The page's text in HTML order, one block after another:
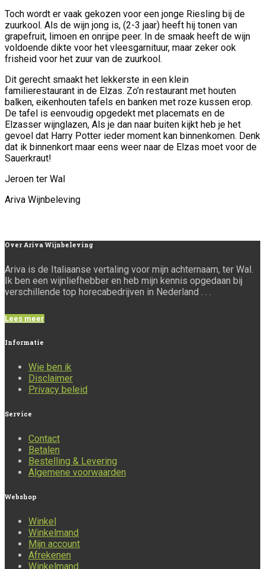
Toch wordt er vaak gekozen voor een jonge Riesling bij de
zuurkool. Als de wijn jong is, (2-3 jaar) heeft hij tonen van
grapefruit, limoen en onrijpe peer. In de smaak heeft de wijn
voldoende dikte voor het vleesgarnituur, maar zeker ook
frisheid voor het zuur van de zuurkool.
Dit gerecht smaakt het lekkerste in een klein
familierestaurant in de Elzas. Zo’n restaurant met houten
balken, eikenhouten tafels en banken met roze kussen erop.
De tafel is eenvoudig opgedekt met placemats en de
Elzasser wijnglazen, Als je dan naar buiten kijkt heb je het
gevoel dat Harry Potter ieder moment kan binnenkomen. Denk
dat ik binnenkort maar eens weer naar de Elzas moet voor de
Sauerkraut!
Jeroen ter Wal
Ariva Wijnbeleving
Over Ariva Wijnbeleving
Ariva is de Italiaanse vertaling voor mijn achternaam, ter Wal.
Ik ben een wijnliefhebber en heb mijn kennis opgedaan bij
verschillende top horecabedrijven in Nederland . . .
Lees meer
Informatie
Wie ben ik
Disclaimer
Privacy beleid
Service
Contact
Betalen
Bestelling & Levering
Algemene voorwaarden
Webshop
Winkel
Winkelmand
Mijn account
Afrekenen
Winkelmand